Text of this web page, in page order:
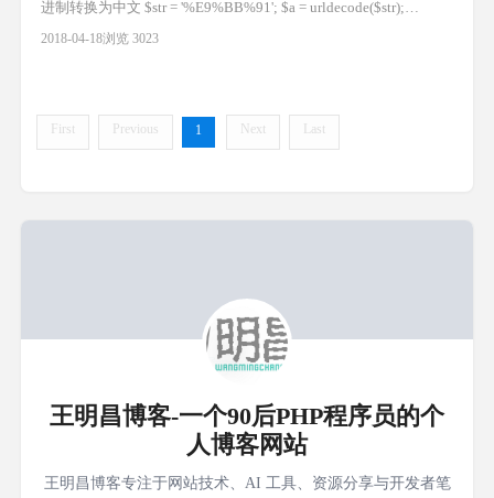
进制转换为中文 $str = '%E9%BB%91'; $a = urldecode($str);
var_dump($a); //string(3) "黑" 中文转换为十六进制 $b =
2018-04-18浏览 3023
First Previous 1 Next Last
王明昌博客-一个90后PHP程序员的个
人博客网站
王明昌博客专注于网站技术、AI 工具、资源分享与开发者笔